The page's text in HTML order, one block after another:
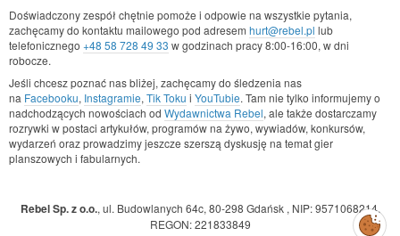
Doświadczony zespół chętnie pomoże i odpowie na wszystkie pytania,
zachęcamy do kontaktu mailowego pod adresem hurt@rebel.pl lub
telefonicznego +48 58 728 49 33 w godzinach pracy 8:00-16:00, w dni
robocze.
Jeśli chcesz poznać nas bliżej, zachęcamy do śledzenia nas
na Facebooku, Instagramie, Tik Toku i YouTubie. Tam nie tylko informujemy o
nadchodzących nowościach od Wydawnictwa Rebel, ale także dostarczamy
rozrywki w postaci artykułów, programów na żywo, wywiadów, konkursów,
wydarzeń oraz prowadzimy jeszcze szerszą dyskusję na temat gier
planszowych i fabularnych.
Rebel Sp. z o.o., ul. Budowlanych 64c, 80-298 Gdańsk, NIP: 9571068214,
REGON: 221833849
Zarządzaj
preferencjami
cookies